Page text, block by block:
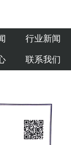
介绍
中心
新闻
力资源
行业新闻
联系我们